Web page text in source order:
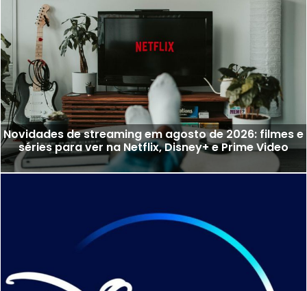
Novidades de streaming em agosto de 2026: filmes e
séries para ver na Netflix, Disney+ e Prime Video